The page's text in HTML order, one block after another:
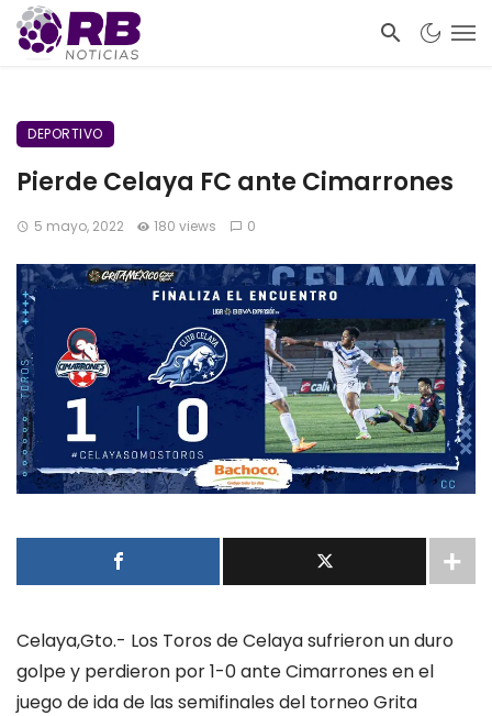
DEPORTIVO
Pierde Celaya FC ante Cimarrones
5 mayo, 2022 180 views 0
Celaya,Gto.- Los Toros de Celaya sufrieron un duro
golpe y perdieron por 1-0 ante Cimarrones en el
juego de ida de las semifinales del torneo Grita